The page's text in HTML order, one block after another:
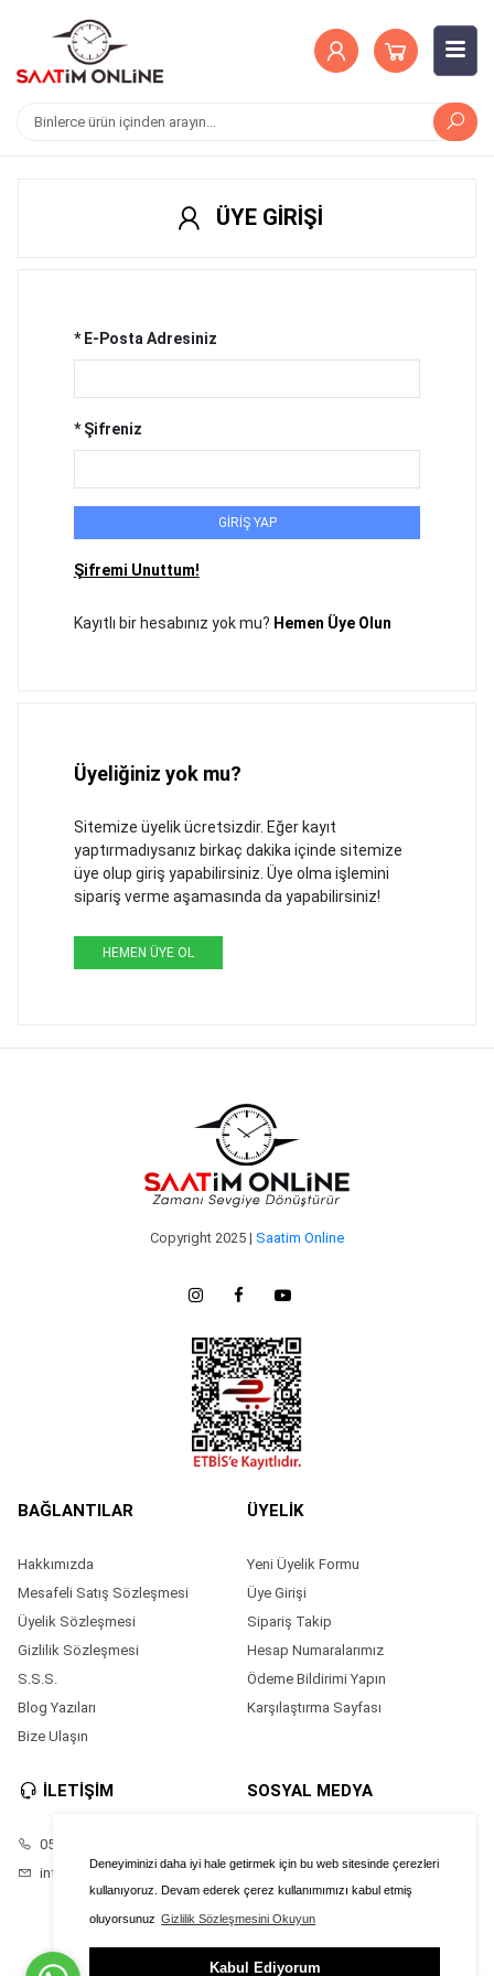
Deneyiminizi daha iyi hale getirmek için bu web sitesinde çerezleri
kullanıyoruz. Devam ederek çerez kullanımımızı kabul etmiş
oluyorsunuz Gizlilik Sözleşmesini Okuyun
Kabul Ediyorum
ÜYE GİRİŞİ
* E-Posta Adresiniz
* Şifreniz
GİRİŞ YAP
Şifremi Unuttum!
Kayıtlı bir hesabınız yok mu? Hemen Üye Olun
Üyeliğiniz yok mu?
Sitemize üyelik ücretsizdir. Eğer kayıt
yaptırmadıysanız birkaç dakika içinde sitemize
üye olup giriş yapabilirsiniz. Üye olma işlemini
sipariş verme aşamasında da yapabilirsiniz!
HEMEN ÜYE OL
Copyright 2025 | Saatim Online
BAĞLANTILAR
Hakkımızda
Mesafeli Satış Sözleşmesi
Üyelik Sözleşmesi
Gizlilik Sözleşmesi
S.S.S.
Blog Yazıları
Bize Ulaşın
ÜYELİK
Yeni Üyelik Formu
Üye Girişi
Sipariş Takip
Hesap Numaralarımız
Ödeme Bildirimi Yapın
Karşılaştırma Sayfası
İLETİŞİM
05528686874
info@saatimonline.com
SOSYAL MEDYA
Instagram